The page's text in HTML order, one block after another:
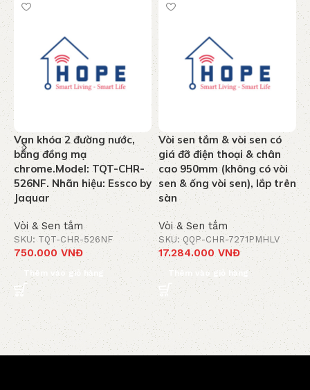
Van khóa 2 đường nước,
bằng đồng mạ
chrome.Model: TQT-CHR-
526NF. Nhãn hiệu: Essco by
Jaquar
Vòi & Sen tắm
SKU: TQT-CHR-526NF
750.000VNĐ
Thêm vào giỏ hàng
Vòi sen tắm & vòi sen có
giá đỡ điện thoại & chân
cao 950mm (không có vòi
sen & ống vòi sen), lắp trên
sàn
Vòi & Sen tắm
SKU: QQP-CHR-7271PMHLV
17.284.000 VNĐ
Thêm vào giỏ hàng